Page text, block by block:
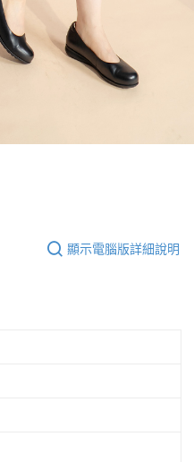
顯示電腦版詳細說明